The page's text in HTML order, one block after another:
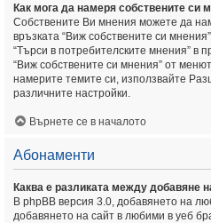
Как мога да намеря собствените си
Собствените Ви мнения можете да
връзката “Виж собствените си
“Търси в потребителските мнения” в
“Виж собствените си мнения” от
намерите темите си, използвайте
различните настройки.
Върнете се в началото
Абонаменти
Каква е разликата между добавяне
В phpBB версия 3.0, добавянето на
добавянето на сайт в любими в уеб